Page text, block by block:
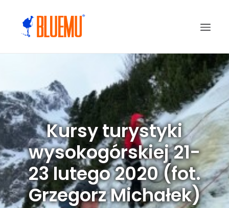
Kursy turystyki
wysokogórskiej 21-
23 lutego 2020 (fot.
Grzegorz Michałek)